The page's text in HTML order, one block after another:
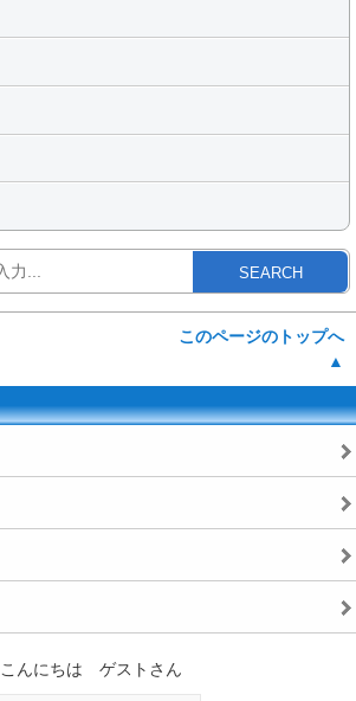
SEARCH
このページのトップへ
▲
こんにちは ゲストさん